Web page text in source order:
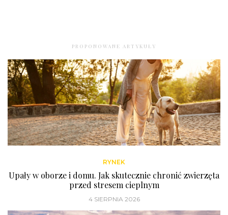
PROPONOWANE ARTYKUŁY
RYNEK
Upały w oborze i domu. Jak skutecznie chronić zwierzęta
przed stresem cieplnym
4 SIERPNIA 2026